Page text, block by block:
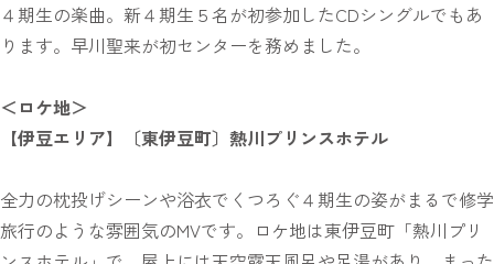
４期生の楽曲。新４期生５名が初参加したCDシングルでもあ
ります。早川聖来が初センターを務めました。
＜ロケ地＞
【伊豆エリア】〔東伊豆町〕熱川プリンスホテル
全力の枕投げシーンや浴衣でくつろぐ４期生の姿がまるで修学
旅行のような雰囲気のMVです。ロケ地は東伊豆町「熱川プリ